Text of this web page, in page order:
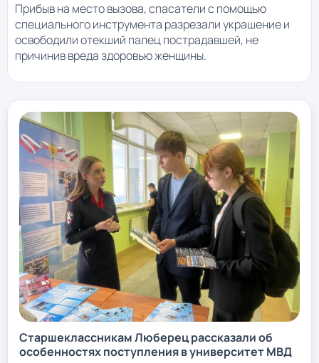
Прибыв на место вызова, спасатели с помощью
специального инструмента разрезали украшение и
освободили отекший палец пострадавшей, не
причинив вреда здоровью женщины.
Старшеклассникам Люберец рассказали об
особенностях поступления в университет МВД